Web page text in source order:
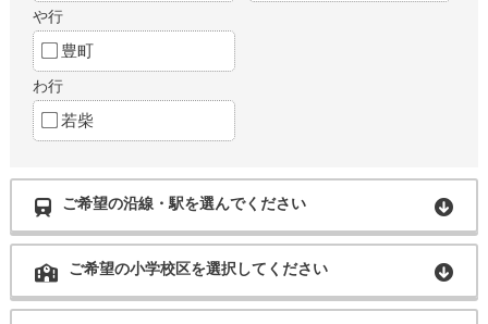
や行
豊町
わ行
若柴
ご希望の沿線・駅を選んでください
ご希望の小学校区を選択してください